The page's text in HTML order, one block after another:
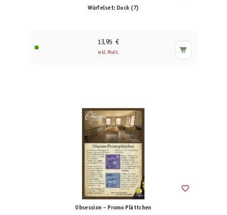
Würfelset: Duck (7)
13,95 €
inkl. MwSt.
Obsession – Promo Plättchen